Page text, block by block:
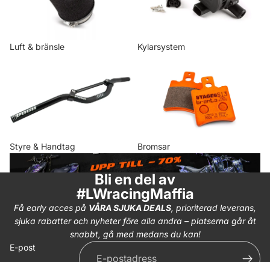
Luft & bränsle
Kylarsystem
Styre & Handtag
Bromsar
BLACK WEEK
Bli en del av
#LWracingMaffia
Få early acces på VÅRA SJUKA DEALS, prioriterad leverans,
sjuka rabatter och nyheter före alla andra – platserna går åt
snabbt, gå med medans du kan!
E-post